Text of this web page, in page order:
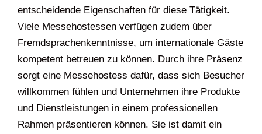
entscheidende Eigenschaften für diese Tätigkeit.
Viele Messehostessen verfügen zudem über
Fremdsprachenkenntnisse, um internationale Gäste
kompetent betreuen zu können. Durch ihre Präsenz
sorgt eine Messehostess dafür, dass sich Besucher
willkommen fühlen und Unternehmen ihre Produkte
und Dienstleistungen in einem professionellen
Rahmen präsentieren können. Sie ist damit ein